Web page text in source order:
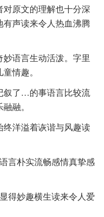
对原文的理解也十分深
声读来令人热血沸腾
妙语言生动活泼。字里
情趣。
叙了…的事语言比较流
融。
终洋溢着诙谐与风趣读
言朴实流畅感情真挚感
得妙趣横生读来令人爱